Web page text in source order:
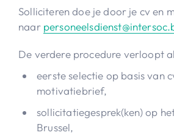
Solliciteren doe je door je cv en
naar
De verdere procedure verloopt
eerste selectie op basis van
motivatiebrief,
sollicitatiegesprek(ken) op
Brussel,